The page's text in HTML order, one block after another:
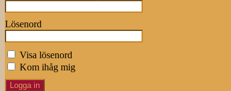
Lösenord
Visa lösenord
Kom ihåg mig